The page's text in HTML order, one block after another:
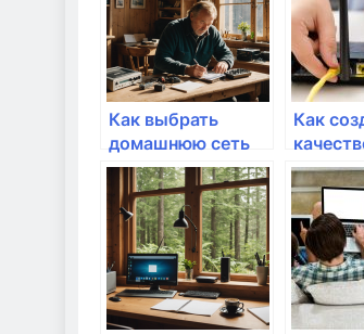
Как выбрать
домашнюю сеть
для онлайн-игр?
Как
Fi сеть